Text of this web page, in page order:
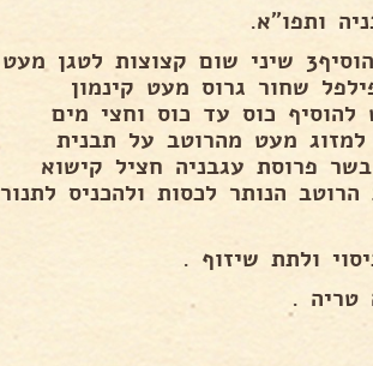
ותפו״א.
בסיר לטגן בצל קצוץ דק עד להזהבה קלה להוסיף3 שיני שום קצוצות לטגן מעט
פילפל שחור גרוס מעט קינמון
כוס עד כוס וחצי מים
לא נוזלי מידי לבשל 6-7 דקות למזוג מעט מהרוטב על תבנית
פרוסת עגבניה חציל קישוא
הנותר לכסות ולהכניס לתנור
ולתת שיזוף .
טריה .